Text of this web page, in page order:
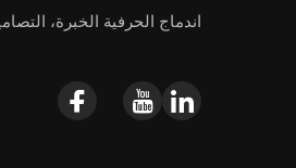
اندماج الحرفية الخبرة،